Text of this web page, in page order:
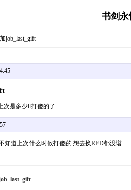
书剑
job_last_gift
次是多少ll打傻的了
知道上次什么时候打傻的 想去换RED都没谱